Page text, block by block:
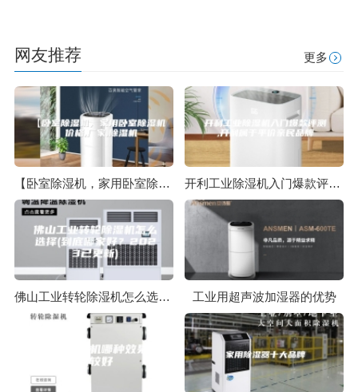
网友推荐 更多
【卧室除湿机，家用卧室除湿机】价格,厂家,除湿机 开利工业除湿机入门爆款评测,开利属于平价亲民品牌
佛山工业转轮除湿机怎么选择(到底哪家好？2023已更新) 工业用超声波加湿器的优势